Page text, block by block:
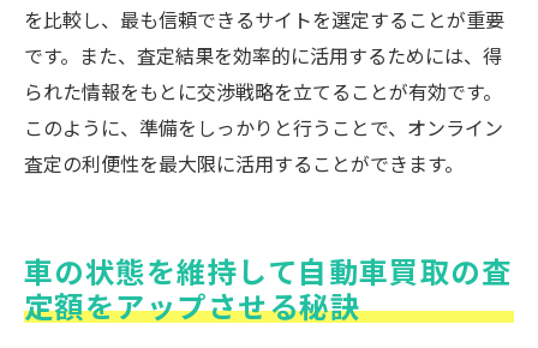
を比較し、最も信頼できるサイトを選定することが重要
です。また、査定結果を効率的に活用するためには、得
られた情報をもとに交渉戦略を立てることが有効です。
このように、準備をしっかりと行うことで、オンライン
査定の利便性を最大限に活用することができます。
車の状態を維持して自動車買取の査
定額をアップさせる秘訣